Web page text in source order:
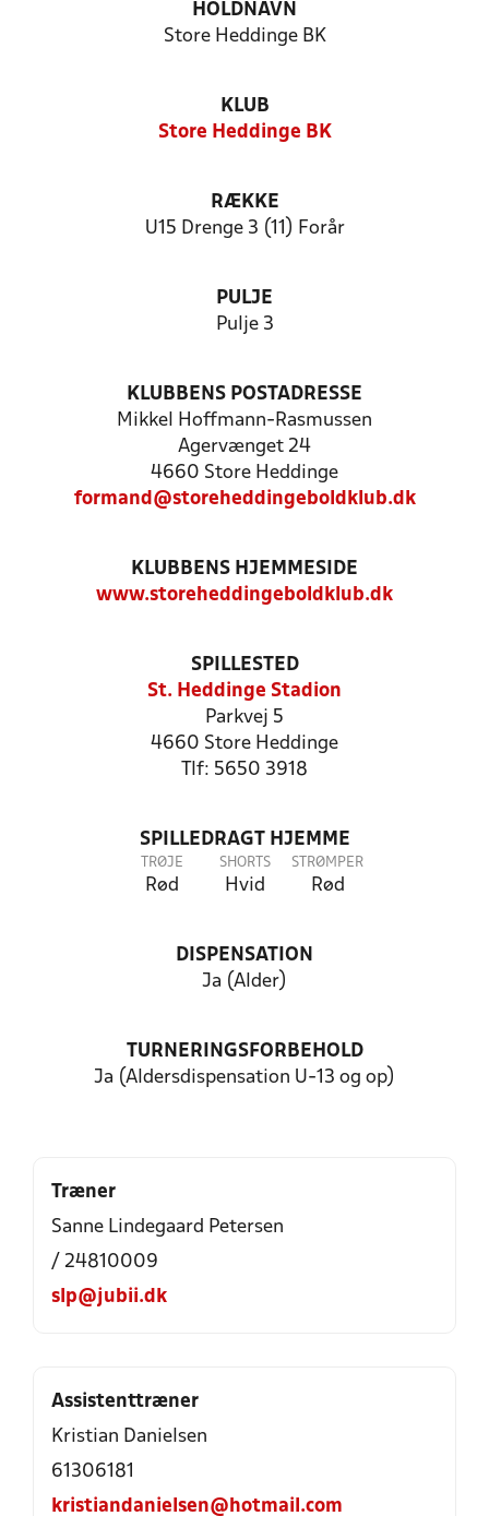
HOLDNAVN
Store Heddinge BK
KLUB
Store Heddinge BK
RÆKKE
U15 Drenge 3 (11) Forår
PULJE
Pulje 3
KLUBBENS POSTADRESSE
Mikkel Hoffmann-Rasmussen
Agervænget 24
4660 Store Heddinge
formand@storeheddingeboldklub.dk
KLUBBENS HJEMMESIDE
www.storeheddingeboldklub.dk
SPILLESTED
St. Heddinge Stadion
Parkvej 5
4660 Store Heddinge
Tlf: 5650 3918
SPILLEDRAGT HJEMME
TRØJE
Rød
SHORTS
Hvid
STRØMPER
Rød
DISPENSATION
Ja (Alder)
TURNERINGSFORBEHOLD
Ja (Aldersdispensation U-13 og op)
Træner
Sanne Lindegaard Petersen
/ 24810009
slp@jubii.dk
Assistenttræner
Kristian Danielsen
61306181
kristiandanielsen@hotmail.com